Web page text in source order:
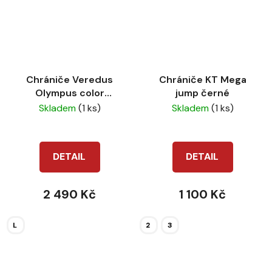
Chrániče Veredus
Olympus color
černá/bílá
Skladem(1 ks)
DETAIL
2 490 Kč
L
Chrániče KT Mega
jump černé
Skladem(1 ks)
DETAIL
1 100 Kč
2 3